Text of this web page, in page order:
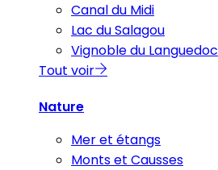
Canal du Midi
Lac du Salagou
Vignoble du Languedoc
Tout voir
Nature
Mer et étangs
Monts et Causses